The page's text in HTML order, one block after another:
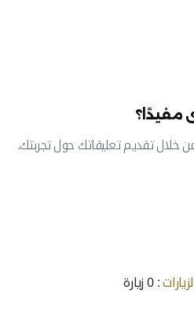
مفيدًا؟
خلال تقديم تعليقاتك حول تجربتك.
: 0 زيارة